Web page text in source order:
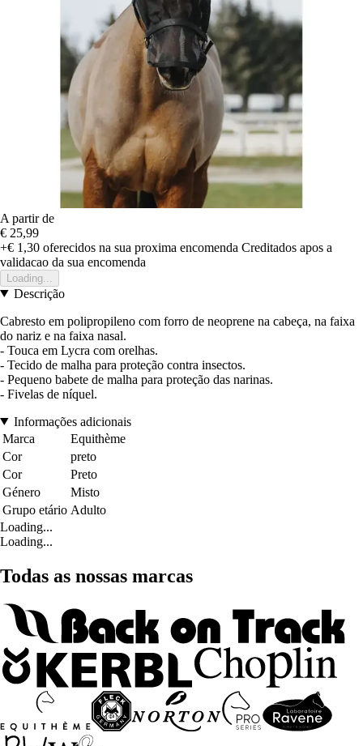
A partir de
€ 25,99
+€ 1,30 oferecidos na sua proxima encomenda Creditados apos a
validacao da sua encomenda
Loading...
Descrição
Cabresto em polipropileno com forro de neoprene na cabeça, na faixa
do nariz e na faixa nasal.
- Touca em Lycra com orelhas.
- Tecido de malha para proteção contra insectos.
- Pequeno babete de malha para proteção das narinas.
- Fivelas de níquel.
Informações adicionais
Marca
Equithème
Cor
preto
Cor
Preto
Género
Misto
Grupo etário Adulto
Loading...
Loading...
Todas as nossas marcas